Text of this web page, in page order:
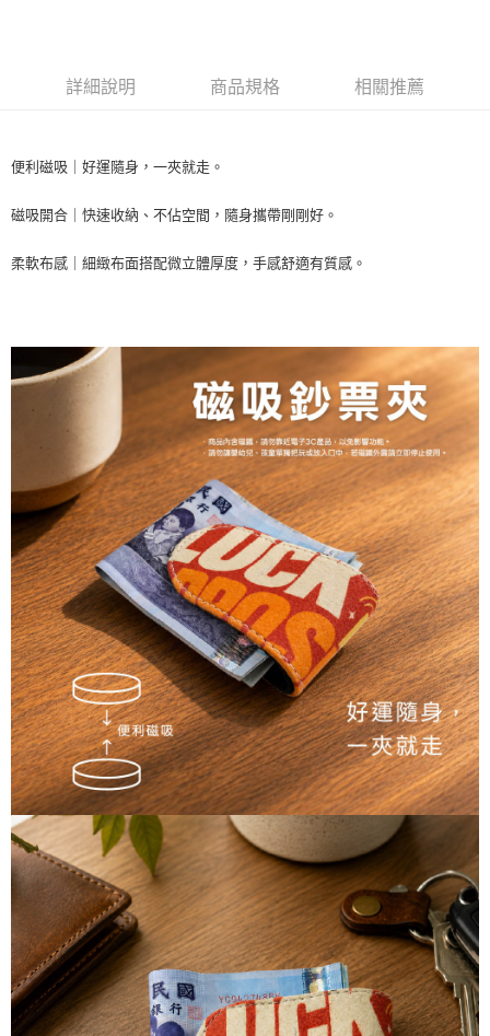
３．安心：先確認商品／服務後，再付款。
結帳頁面，進行簡訊認證並確認金額後，即可完成結帳。
３．收到繳費通知簡訊後14天內，點擊此簡訊中的連結，可透過四大超商／
ATM／網路銀行／等多元方式進行付款，方視為交易完成。
購買商品的店家。未經商家同意取消之訂單仍視為有效，需透過AFTEE先享
客戶支援中心」https://netprotections.freshdesk.com/support/home
【注意事項】
１．透過由恩沛科技股份有限公司提供之「AFTEE先享後付」服務完成之交
易，需依本服務之必要範圍內提供個人資料，並將交易相關給付款項請求債
權轉讓予恩沛科技股份有限公司。
２．關於個人資料處理事宜，請瀏覽以下網址：
https://aftee.tw/terms/#terms3
３．未成年的使用者請事先徵得法定代理人或監護人之同意方可使用
「AFTEE先享後付」，若未經同意申辦者引起之損失，本公司不負相關責
任。
４．使用「AFTEE先享後付」時，將依據個別帳號之用戶狀況，依本公司即
時審查核予不同之上限額度；若仍有額度不足之情形，本公司將視審查結果
請求用戶進行身份認證。
５．嚴禁一人註冊多個帳號或使用他人資訊註冊。若發現惡意使用之情形，
恩沛科技股份有限公司將有權停止該用戶之使用額度並採取法律行動。
運送方式
每筆NT$60，滿NT$1,000(含以上)免運費
萊爾富取貨付款
7-11取貨付款
宅配
每筆NT$100，滿NT$1,000(含以上)免運費
每筆NT$150，滿NT$1,000(含以上)免運費
詳細說明 商品規格 相關推薦
便利磁吸｜好運隨身，一夾就走。
磁吸開合｜快速收納、不佔空間，隨身攜帶剛剛好。
柔軟布感｜細緻布面搭配微立體厚度，手感舒適有質感。